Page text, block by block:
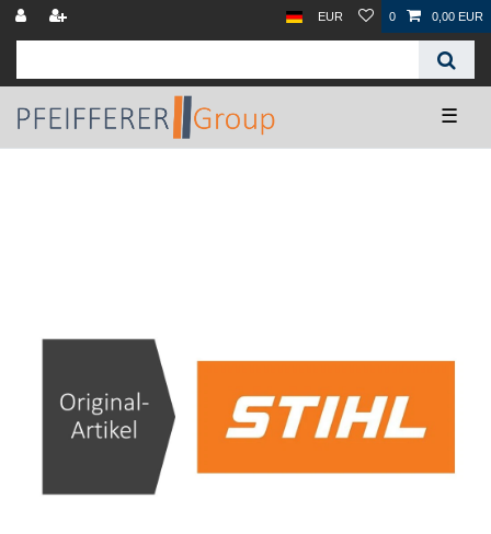
EUR 0 0,00 EUR
☰